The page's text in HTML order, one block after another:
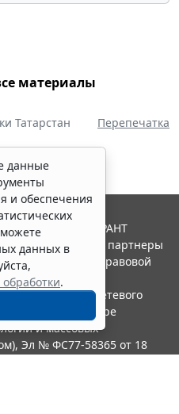
материалы
Татарстан
Перепечатка
данные
и обеспечения
данных в
.
Система ГАРАНТ
"Гарант" и ее партнеры
ассоциации правовой
в качестве сетевого
по надзору в сфере
и массовых
Эл № ФС77-58365 от 18